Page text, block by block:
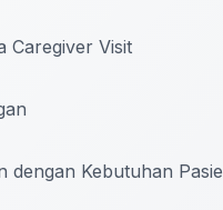
Caregiver Visit
dengan Kebutuhan